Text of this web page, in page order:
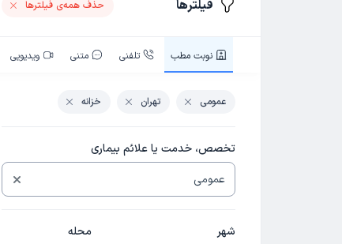
فیلترها حذف همه‌ی فیلتر‌ها
نوبت‌ مطب تلفنی متنی ویدیویی
عمومی تهران خزانه
تخصص، خدمت یا علائم بیماری
شهر محله